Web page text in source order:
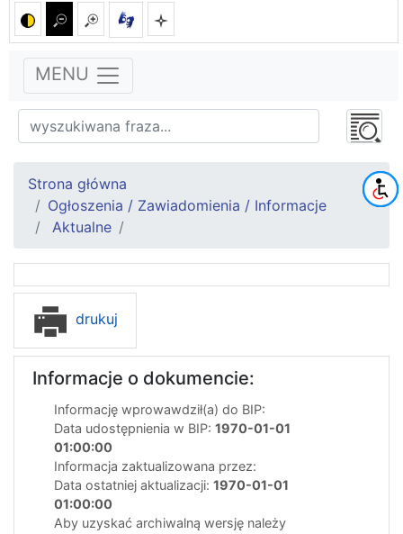
MENU
Strona główna
Ogłoszenia / Zawiadomienia / Informacje
Aktualne
drukuj
Informacje o dokumencie:
Informację wprowawdził(a) do BIP:
Data udostępnienia w BIP: 1970-01-01
01:00:00
Informacja zaktualizowana przez:
Data ostatniej aktualizacji: 1970-01-01
01:00:00
Aby uzyskać archiwalną wersję należy